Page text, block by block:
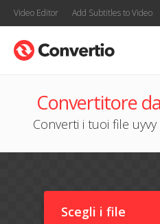
Video Editor Add Subtitles to Video
Convertitore
Converti i tuoi file
Scegli i file